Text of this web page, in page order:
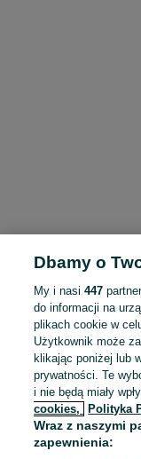
To
Dbamy o
My i nasi447
do informacji na
plikach cookie w
Użytkownik może
klikając poniżej lub
prywatności. Te
i nie będą miały
cookies,
Polityka
Wraz z naszymi
zapewnienia: